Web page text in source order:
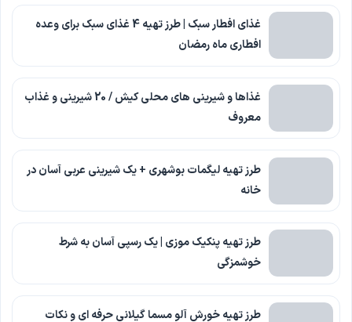
غذای افطار سبک | طرز تهیه 4 غذای سبک برای وعده
افطاری ماه رمضان
غذاها و شیرینی های محلی کیش / 20 شیرینی و غذاب
معروف
طرز تهیه لیگمات بوشهری + یک شیرینی عربی آسان در
خانه
طرز تهیه پنکیک موزی | یک رسپی آسان به شرط
خوشمزگی
طرز تهیه خورش آلو مسما گیلانی حرفه ای و نکات